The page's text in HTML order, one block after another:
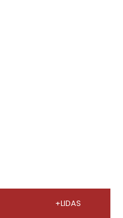
+LIDAS